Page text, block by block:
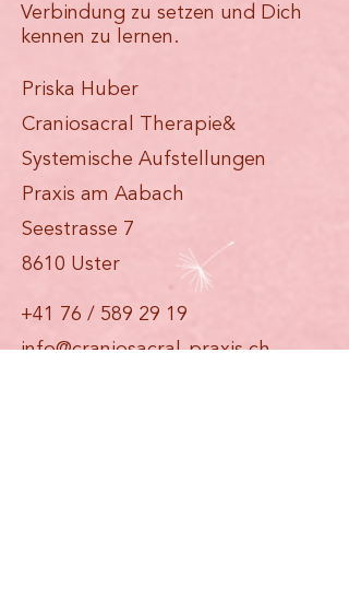
Verbindung zu setzen und Dich
kennen zu lernen.
Priska Huber
Craniosacral Therapie&
Systemische Aufstellungen
Praxis am Aabach
Seestrasse 7
8610 Uster
+41 76 / 589 29 19
info@craniosacral-praxis.ch